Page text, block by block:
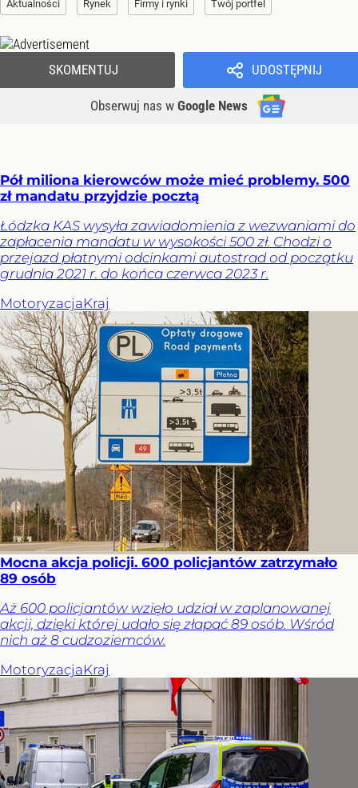
Aktualności Rynek Firmy i rynki Twój portfel
UDOSTĘPNIJ
Obserwuj nas w Google News
SKOMENTUJ
Pół miliona kierowców może mieć problemy. 500
zł mandatu przyjdzie pocztą
Łódzka KAS wysyła zawiadomienia z wezwaniami do
zapłacenia mandatu w wysokości 500 zł. Chodzi o
przejazd płatnymi odcinkami autostrad od początku
grudnia 2021 r. do końca czerwca 2023 r.
MotoryzacjaKraj
Mocna akcja policji. 600 policjantów zatrzymało
89 osób
Aż 600 policjantów wzięło udział w zaplanowanej
akcji, dzięki której udało się złapać 89 osób. Wśród
nich aż 8 cudzoziemców.
MotoryzacjaKraj